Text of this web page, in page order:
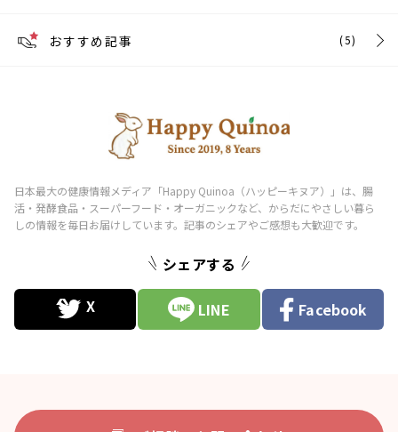
おすすめ記事 (5)
シェアする
LINE Facebook